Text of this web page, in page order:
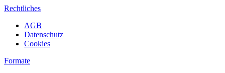
Rechtliches
AGB
Datenschutz
Cookies
Formate